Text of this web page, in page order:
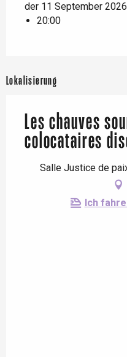
der 11 September 2026
20:00
Lokalisierung
Les chauves
colocataires
Salle Justice de
Ich